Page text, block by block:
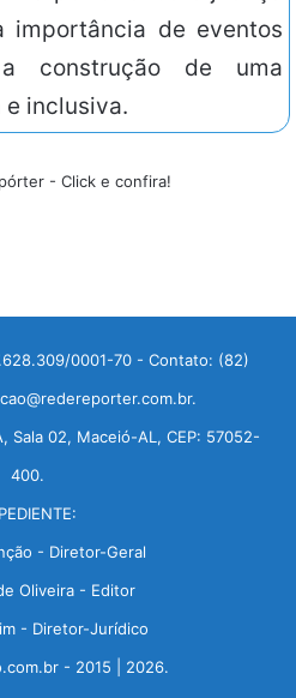
importância de eventos
construção de uma
inclusiva.
- Click e confira!
0001-70 - Contato: (82)
Sala 02, Maceió-AL, CEP: 57052-
400.
- Diretor-Geral
Oliveira - Editor
- Diretor-Jurídico
- 2015 | 2026.